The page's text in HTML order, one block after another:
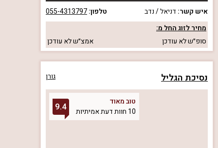
איש קשר: דניאל / נדב טלפון:055-4313797
מחיר לזוג החל מ:
סופ״שלא עודכן אמצ״שלא עודכן
נסיכת הגליל גורן
טוב מאוד
10 חוות דעת אמיתיות
9.4